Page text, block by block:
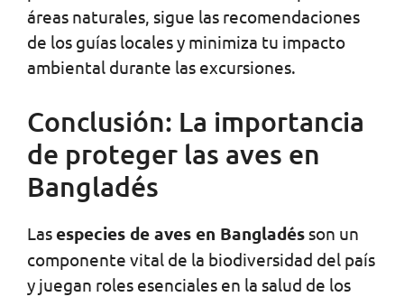
áreas naturales, sigue las recomendaciones
de los guías locales y minimiza tu impacto
ambiental durante las excursiones.
Conclusión: La importancia
de proteger las aves en
Bangladés
Lasespecies de aves en Bangladés son un
componente vital de la biodiversidad del país
y juegan roles esenciales en la salud de los